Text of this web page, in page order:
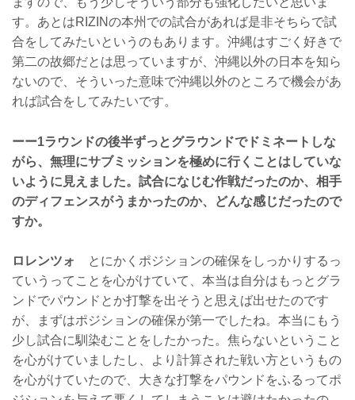
す。あとはRIZINの本州での試合があれば是非そちらで試
合をしてみたいというのもあります。沖縄はすごく好きで
第二の故郷だとは思っていますが、沖縄以外の日本を知ら
ないので、そういった意味で沖縄以外のところで機会があ
れば試合をしてみたいです。
ーー1ラウンドの後半ずっとグラウンドでドミネートしな
がら、無理にサブミッションを極めに行くことはしていな
いように見えました。試合になじむ作戦だったのか、相手
のディフェンスがうまかったのか、どんな感じだったので
すか。
ロレンツォ
とにかくポジションの確保をしっかりするっ
ていうってことを心がけていて、本当は自分はもっとグラ
ンドでパウンドとか打撃を出そうと思えば出せたのです
が、まずはポジションの確保が第一でしたね。本当にもう
少し試合に馴染むことをしたかった。焦らないということ
を心がけていましたし、より計算された戦い方というもの
を心がけていたので、大きな打撃をパウンドをふるってポ